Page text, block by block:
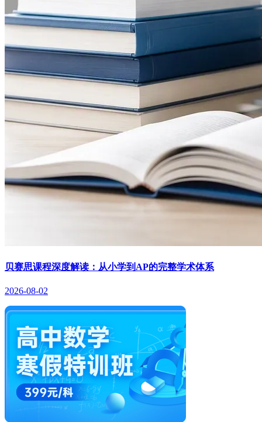
贝赛思课程深度解读：从小学到AP的完整学术体系
2026-08-02